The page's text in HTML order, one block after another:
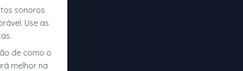
sonoros
Use as
de como o
melhor na